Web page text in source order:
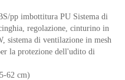
pp imbottitura PU Sistema di
regolazione, cinturino in
sistema di ventilazione in mesh
la protezione dell'udito di
62 cm)